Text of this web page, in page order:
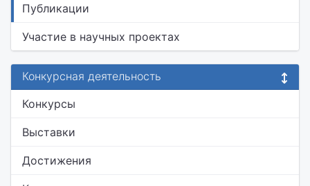
Публикации
Участие в научных проектах
Конкурсная деятельность
Конкурсы
Выставки
Достижения